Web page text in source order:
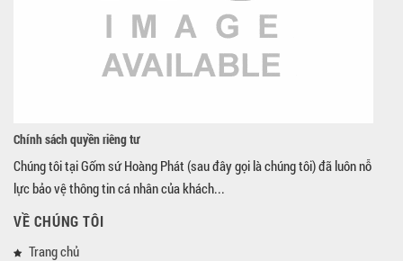
Chính sách quyền riêng tư
Chúng tôi tại Gốm sứ Hoàng Phát (sau đây gọi là chúng tôi) đã luôn nỗ
lực bảo vệ thông tin cá nhân của khách...
VỀ CHÚNG TÔI
Trang chủ